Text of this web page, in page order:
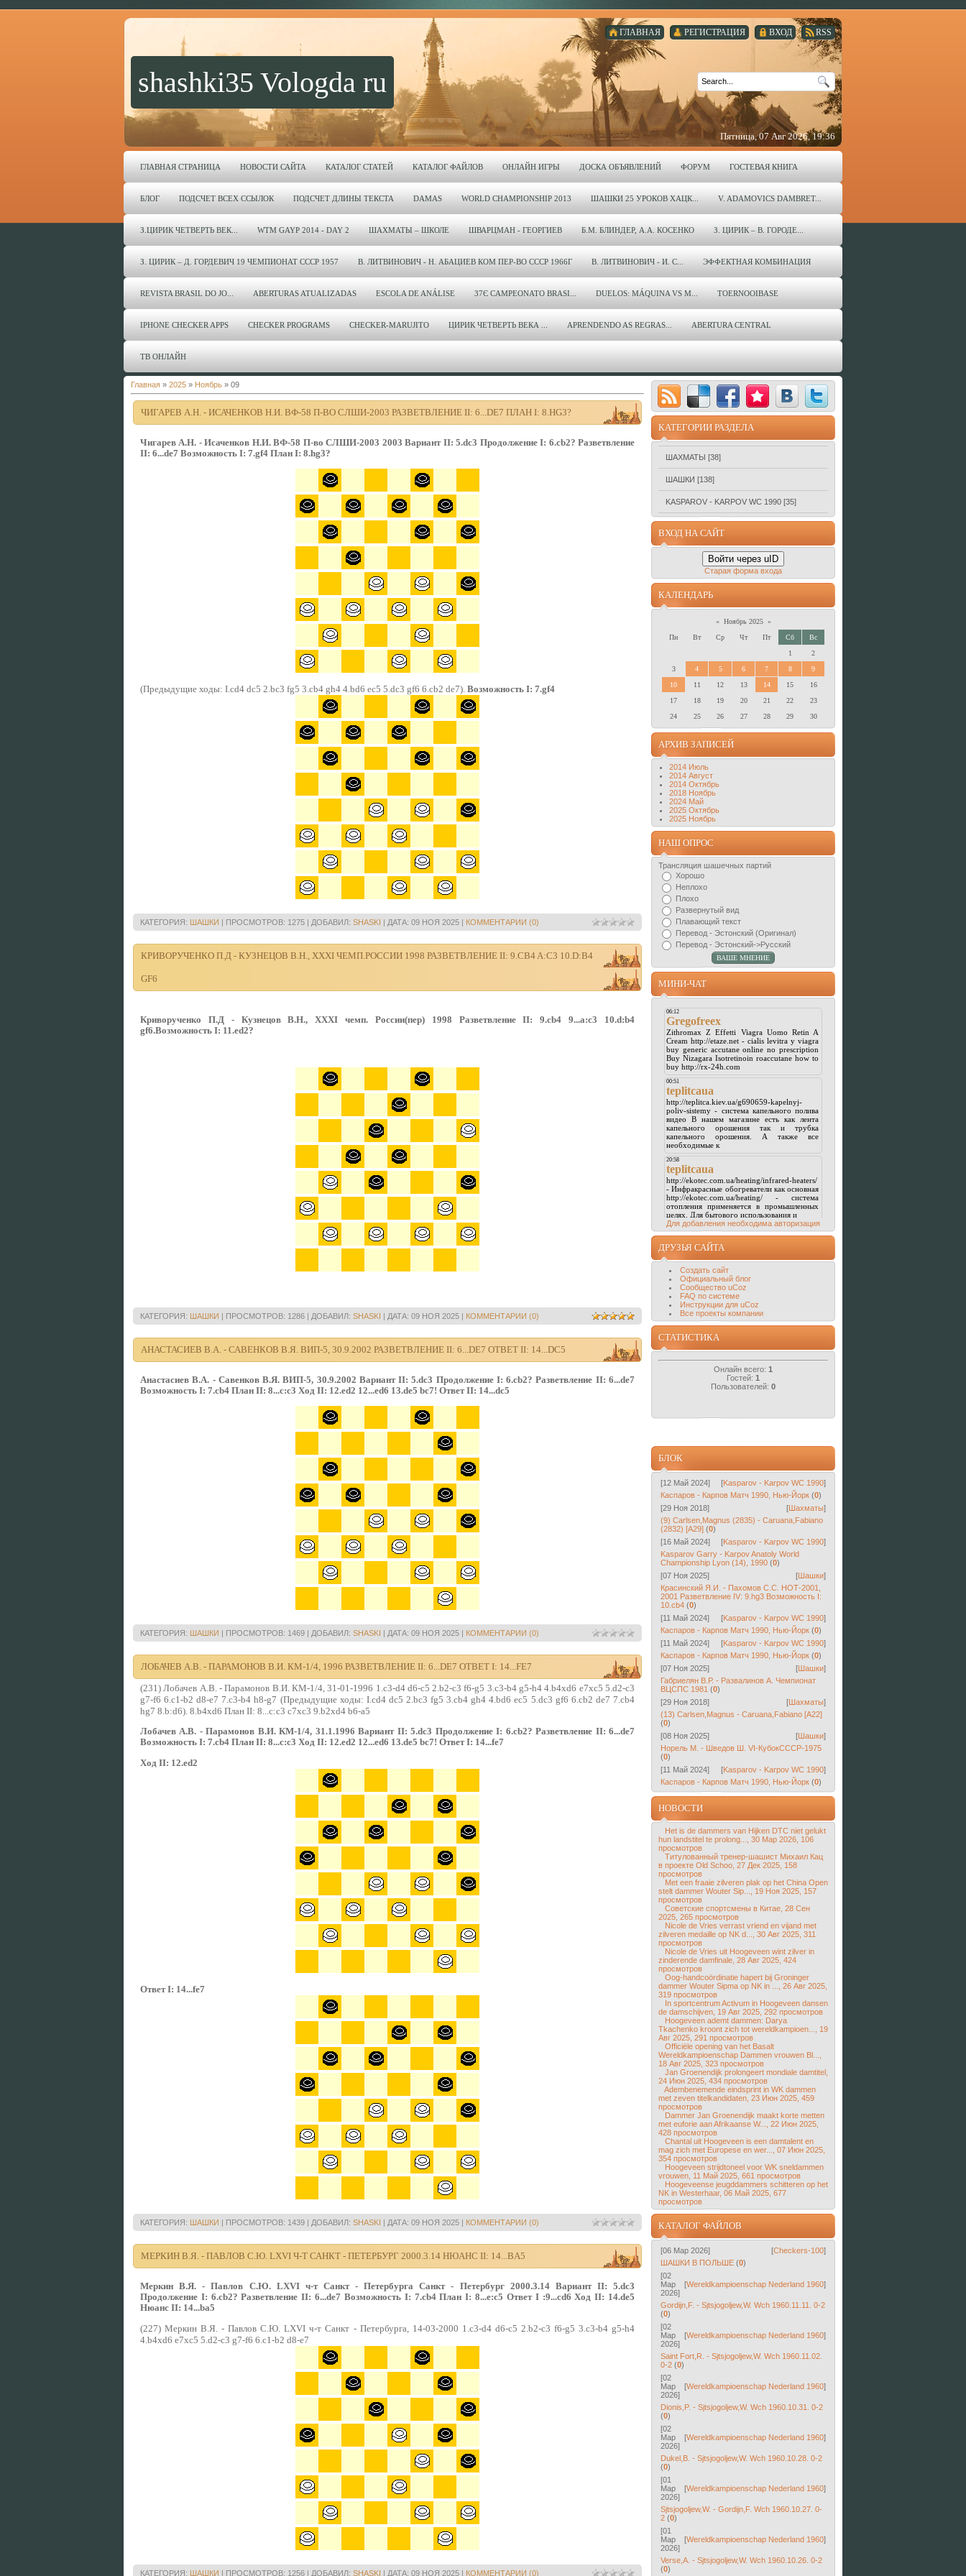
RSS
ВХОД
РЕГИСТРАЦИЯ
ГЛАВНАЯ
shashki35 Vologda ru
Пятница, 07 Авг 2026, 19:36
ГЛАВНАЯ СТРАНИЦА НОВОСТИ САЙТА КАТАЛОГ СТАТЕЙ КАТАЛОГ ФАЙЛОВ ОНЛАЙН ИГРЫ ДОСКА ОБЪЯВЛЕНИЙ ФОРУМ ГОСТЕВАЯ КНИГА
БЛОГ ПОДСЧЕТ ВСЕХ ССЫЛОК ПОДСЧЕТ ДЛИНЫ ТЕКСТА DAMAS WORLD CHAMPIONSHIP 2013 ШАШКИ 25 УРОКОВ ХАЦК... V. ADAMOVICS DAMBRET...
З.ЦИРИК ЧЕТВЕРТЬ ВЕК... WTM GAYP 2014 - DAY 2 ШАХМАТЫ – ШКОЛЕ ШВАРЦМАН - ГЕОРГИЕВ Б.М. БЛИНДЕР, А.А. КОСЕНКО З. ЦИРИК – В. ГОРОДЕ...
З. ЦИРИК – Д. ГОРДЕВИЧ 19 ЧЕМПИОНАТ СССР 1957 В. ЛИТВИНОВИЧ - Н. АБАЦИЕВ КОМ ПЕР-ВО СССР 1966Г В. ЛИТВИНОВИЧ - И. С... ЭФФЕКТНАЯ КОМБИНАЦИЯ
REVISTA BRASIL DO JO... ABERTURAS ATUALIZADAS ESCOLA DE ANÁLISE 37Є CAMPEONATO BRASI... DUELOS: MÁQUINA VS M... TOERNOOIBASE
IPHONE CHECKER APPS CHECKER PROGRAMS CHECKER-MARUJITO ЦИРИК ЧЕТВЕРТЬ ВЕКА ... APRENDENDO AS REGRAS... ABERTURA CENTRAL
ТВ ОНЛАЙН
Главная » 2025 » Ноябрь » 09
ЧИГАРЕВ А.Н. - ИСАЧЕНКОВ Н.И. ВФ-58 П-ВО СЛШИ-2003 РАЗВЕТВЛЕНИЕ II: 6...DE7 ПЛАН I: 8.HG3?
Чигарев А.Н. - Исаченков Н.И. ВФ-58 П-во СЛШИ-2003 2003 Вариант II: 5.dc3 Продолжение I: 6.сb2? Разветвление
II: 6...de7 Возможность I: 7.gf4 План I: 8.hg3?
(Предыдущие ходы: I.cd4 dc5 2.bc3 fg5 3.cb4 gh4 4.bd6 ec5 5.dc3 gf6 6.cb2 de7). Возможность I: 7.gf4
КАТЕГОРИЯ: ШАШКИ | ПРОСМОТРОВ: 1275 | ДОБАВИЛ: SHASKI | ДАТА: 09 НОЯ 2025 | КОММЕНТАРИИ (0)
КРИВОРУЧЕНКО П.Д - КУЗНЕЦОВ В.Н., XXXI ЧЕМП.РОССИИ 1998 РАЗВЕТВЛЕНИЕ II: 9.CB4 A:C3 10.D:B4
GF6
Криворученко П.Д - Кузнецов В.Н., XXXI чемп. России(пер) 1998 Разветвление II: 9.cb4 9...a:c3 10.d:b4
gf6.Возможность I: 11.ed2?
КАТЕГОРИЯ: ШАШКИ | ПРОСМОТРОВ: 1286 | ДОБАВИЛ: SHASKI | ДАТА: 09 НОЯ 2025 | КОММЕНТАРИИ (0)
АНАСТАСИЕВ В.А. - САВЕНКОВ В.Я. ВИП-5, 30.9.2002 РАЗВЕТВЛЕНИЕ II: 6...DE7 ОТВЕТ II: 14...DC5
Анастасиев В.А. - Савенков В.Я. ВИП-5, 30.9.2002 Вариант II: 5.dc3 Продолжение I: 6.сb2? Разветвление II: 6...de7
Возможность I: 7.cb4 План II: 8...с:с3 Ход II: 12.ed2 12...ed6 13.de5 bc7! Ответ II: 14...dc5
КАТЕГОРИЯ: ШАШКИ | ПРОСМОТРОВ: 1469 | ДОБАВИЛ: SHASKI | ДАТА: 09 НОЯ 2025 | КОММЕНТАРИИ (0)
ЛОБАЧЕВ А.В. - ПАРАМОНОВ В.И. КМ-1/4, 1996 РАЗВЕТВЛЕНИЕ II: 6...DE7 ОТВЕТ I: 14...FE7
(231) Лобачев А.В. - Парамонов В.И. КМ-1/4, 31-01-1996 1.c3-d4 d6-c5 2.b2-c3 f6-g5 3.c3-b4 g5-h4 4.b4xd6 e7xc5 5.d2-c3
g7-f6 6.c1-b2 d8-e7 7.c3-b4 h8-g7 (Предыдущие ходы: I.cd4 dc5 2.bc3 fg5 3.cb4 gh4 4.bd6 ec5 5.dc3 gf6 6.cb2 de7 7.cb4
hg7 8.b:d6). 8.b4xd6 План II: 8...с:с3 c7xc3 9.b2xd4 b6-a5
Лобачев А.В. - Парамонов В.И. КМ-1/4, 31.1.1996 Вариант II: 5.dc3 Продолжение I: 6.сb2? Разветвление II: 6...de7
Возможность I: 7.cb4 План II: 8...с:с3 Ход II: 12.ed2 12...ed6 13.de5 bc7! Ответ I: 14...fe7
Ход II: 12.ed2
Ответ I: 14...fe7
КАТЕГОРИЯ: ШАШКИ | ПРОСМОТРОВ: 1439 | ДОБАВИЛ: SHASKI | ДАТА: 09 НОЯ 2025 | КОММЕНТАРИИ (0)
МЕРКИН В.Я. - ПАВЛОВ С.Ю. LXVI Ч-Т САНКТ - ПЕТЕРБУРГ 2000.3.14 НЮАНС II: 14...BA5
Меркин В.Я. - Павлов С.Ю. LXVI ч-т Санкт - Петербурга Санкт - Петербург 2000.3.14 Вариант II: 5.dc3
Продолжение I: 6.сb2? Разветвление II: 6...de7 Возможность I: 7.cb4 План I: 8...е:с5 Ответ I :9...сd6 Ход II: 14.de5
Нюанс II: 14...ba5
(227) Меркин В.Я. - Павлов С.Ю. LXVI ч-т Санкт - Петербурга, 14-03-2000 1.c3-d4 d6-c5 2.b2-c3 f6-g5 3.c3-b4 g5-h4
4.b4xd6 e7xc5 5.d2-c3 g7-f6 6.c1-b2 d8-e7
КАТЕГОРИЯ: ШАШКИ | ПРОСМОТРОВ: 1256 | ДОБАВИЛ: SHASKI | ДАТА: 09 НОЯ 2025 | КОММЕНТАРИИ (0)
КАТЕГОРИИ РАЗДЕЛА
ШАХМАТЫ [38]
ШАШКИ [138]
KASPAROV - KARPOV WC 1990 [35]
ВХОД НА САЙТ
Войти через uID
Старая форма входа
КАЛЕНДАРЬ
« Ноябрь 2025 »
Пн
Вт Ср Чт Пт Сб
Вс
1
2
3
4 5 6 7 8
9
10
11 12 13 14 15
16
17
18 19 20 21 22
23
24
25 26 27 28 29 30
АРХИВ ЗАПИСЕЙ
2014 Июль
2014 Август
2014 Октябрь
2018 Ноябрь
2024 Май
2025 Октябрь
2025 Ноябрь
НАШ ОПРОС
Трансляция шашечных партий
Хорошо
Неплохо
Плохо
Развернутый вид
Плавающий текст
Перевод - Эстонский (Оригинал)
Перевод - Эстонский->Русский
МИНИ-ЧАТ
Для добавления необходима авторизация
ДРУЗЬЯ САЙТА
Создать сайт
Официальный блог
Сообщество uCoz
FAQ по системе
Инструкции для uCoz
Все проекты компании
СТАТИСТИКА
Онлайн всего: 1
Гостей: 1
Пользователей: 0
БЛОК
[12 Май 2024] [Kasparov - Karpov WC 1990]
Каспаров - Карпов Матч 1990, Нью-Йорк (0)
[29 Ноя 2018]
[Шахматы]
(9) Carlsen,Magnus (2835) - Caruana,Fabiano
(2832) [A29] (0)
[16 Май 2024]
[Kasparov - Karpov WC 1990]
Kasparov Garry - Karpov Anatoly World
Championship Lyon (14), 1990 (0)
[07 Ноя 2025]
[Шашки]
Красинский Я.И. - Пахомов С.С. НОТ-2001,
2001 Разветвление IV: 9.hg3 Возможность I:
10.cb4 (0)
[11 Май 2024]
[Kasparov - Karpov WC 1990]
Каспаров - Карпов Матч 1990, Нью-Йорк (0)
[11 Май 2024]
[Kasparov - Karpov WC 1990]
Каспаров - Карпов Матч 1990, Нью-Йорк (0)
[07 Ноя 2025]
[Шашки]
Габриелян В.Р. - Развалинов А. Чемпионат
ВЦСПС 1981 (0)
[29 Ноя 2018]
[Шахматы]
(13) Carlsen,Magnus - Caruana,Fabiano [A22]
(0)
[08 Ноя 2025]
[Шашки]
Норель М. - Шведов Ш. VI-КубокСССР-1975
(0)
[11 Май 2024]
[Kasparov - Karpov WC 1990]
Каспаров - Карпов Матч 1990, Нью-Йорк (0)
НОВОСТИ
Het is de dammers van Hijken DTC niet gelukt
hun landstitel te prolong..., 30 Мар 2026, 106
просмотров
Титулованный тренер-шашист Михаил Кац
в проекте Old Schoo, 27 Дек 2025, 158
просмотров
Met een fraaie zilveren plak op het China Open
stelt dammer Wouter Sip..., 19 Ноя 2025, 157
просмотров
Советские спортсмены в Китае, 28 Сен
2025, 265 просмотров
Nicole de Vries verrast vriend en vijand met
zilveren medaille op NK d..., 30 Авг 2025, 311
просмотров
Nicole de Vries uit Hoogeveen wint zilver in
zinderende damfinale, 28 Авг 2025, 424
просмотров
Oog-handcoördinatie hapert bij Groninger
dammer Wouter Sipma op NK in ..., 26 Авг 2025,
319 просмотров
In sportcentrum Activum in Hoogeveen dansen
de damschijven, 19 Авг 2025, 292 просмотров
Hoogeveen ademt dammen: Darya
Tkachenko kroont zich tot wereldkampioen..., 19
Авг 2025, 291 просмотров
Officiële opening van het Basalt
Wereldkampioenschap Dammen vrouwen Bl...,
18 Авг 2025, 323 просмотров
Jan Groenendijk prolongeert mondiale damtitel,
24 Июн 2025, 434 просмотров
Adembenemende eindsprint in WK dammen
met zeven titelkandidaten, 23 Июн 2025, 459
просмотров
Dammer Jan Groenendijk maakt korte metten
met euforie aan Afrikaanse W..., 22 Июн 2025,
428 просмотров
Chantal uit Hoogeveen is een damtalent en
mag zich met Europese en wer..., 07 Июн 2025,
354 просмотров
Hoogeveen strijdtoneel voor WK sneldammen
vrouwen, 11 Май 2025, 661 просмотров
Hoogeveense jeugddammers schitteren op het
NK in Westerhaar, 06 Май 2025, 677
просмотров
КАТАЛОГ ФАЙЛОВ
[06 Мар 2026] [Checkers-100]
ШАШКИ B ПОЛЬШЕ (0)
[02
Мар
2026]
[Wereldkampioenschap Nederland 1960]
Gordijn,F. - Sjtsjogoljew,W. Wch 1960.11.11. 0-2
(0)
[02
Мар
2026]
[Wereldkampioenschap Nederland 1960]
Saint Fort,R. - Sjtsjogoljew,W. Wch 1960.11.02.
0-2 (0)
[02
Мар
2026]
[Wereldkampioenschap Nederland 1960]
Dionis,P. - Sjtsjogoljew,W. Wch 1960.10.31. 0-2
(0)
[02
Мар
2026]
[Wereldkampioenschap Nederland 1960]
Dukel,B. - Sjtsjogoljew,W. Wch 1960.10.28. 0-2
(0)
[01
Мар
2026]
[Wereldkampioenschap Nederland 1960]
Sjtsjogoljew,W. - Gordijn,F. Wch 1960.10.27. 0-
2 (0)
[01
Мар
2026]
[Wereldkampioenschap Nederland 1960]
Verse,A. - Sjtsjogoljew,W. Wch 1960.10.26. 0-2
(0)